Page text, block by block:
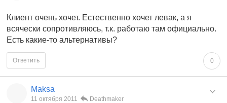
Клиент очень хочет. Естественно хочет левак, а я
всячески сопротивляюсь, т.к. работаю там официально.
Есть какие-то альтернативы?
0
Ответить
Maksa
11 октября 2011 Deathmaker